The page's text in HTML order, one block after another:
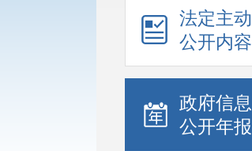
法定主动
公开内容
政府信息
公开年报